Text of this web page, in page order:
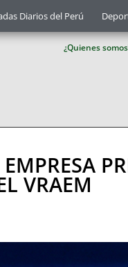
Diarios del Perú
¿Quienes
VRAEM